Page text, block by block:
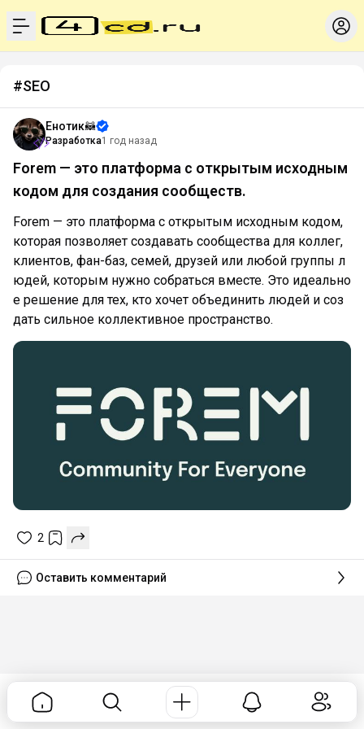
menu
#SEO
Енотик🦝
Разработка1 год назад
Forem — это платформа с открытым исходным
кодом для создания сообществ.
Forem — это платформа с открытым исходным кодом,
которая позволяет создавать сообщества для коллег,
клиентов, фан-баз, семей, друзей или любой группы л
юдей, которым нужно собраться вместе. Это идеально
е решение для тех, кто хочет объединить людей и соз
дать сильное коллективное пространство.
2
Оставить комментарий